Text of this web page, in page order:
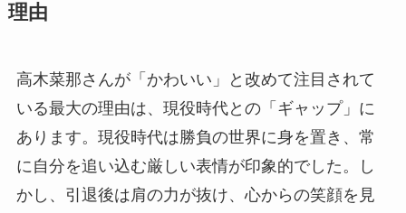
理由
高木菜那さんが「かわいい」と改めて注目されて
いる最大の理由は、現役時代との「ギャップ」に
あります。現役時代は勝負の世界に身を置き、常
に自分を追い込む厳しい表情が印象的でした。し
かし、引退後は肩の力が抜け、心からの笑顔を見